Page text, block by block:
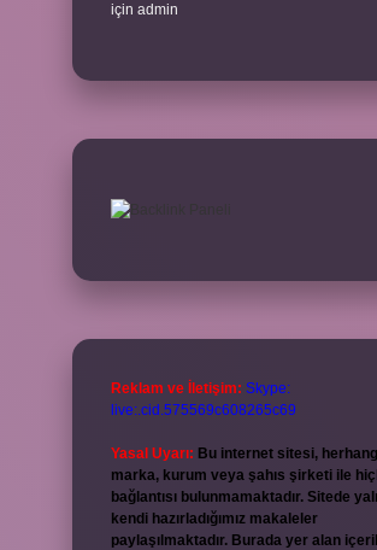
için admin
Reklam ve İletişim: Skype:
live:.cid.575569c608265c69
Yasal Uyarı: Bu internet sitesi,
marka, kurum veya şahıs şirketi ile
bağlantısı bulunmamaktadır. Sitede
kendi hazırladığımız makaleler
paylaşılmaktadır. Burada yer alan